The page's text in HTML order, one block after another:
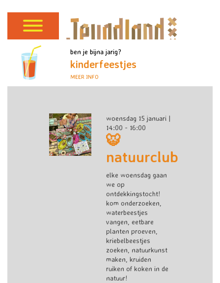
ben je bijna jarig?
kinderfeestjes
MEER INFO
woensdag 15 januari |
14:00 - 16:00
🐯
natuurclub
elke woensdag gaan
we op
ontdekkingstocht!
kom onderzoeken,
waterbeestjes
vangen, eetbare
planten proeven,
kriebelbeestjes
zoeken, natuurkunst
maken, kruiden
ruiken of koken in de
natuur!